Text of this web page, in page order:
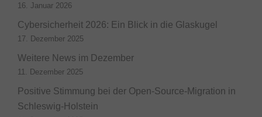
16. Januar 2026
Cybersicherheit 2026: Ein Blick in die Glaskugel
17. Dezember 2025
Weitere News im Dezember
11. Dezember 2025
Positive Stimmung bei der Open-Source-Migration in
Schleswig-Holstein